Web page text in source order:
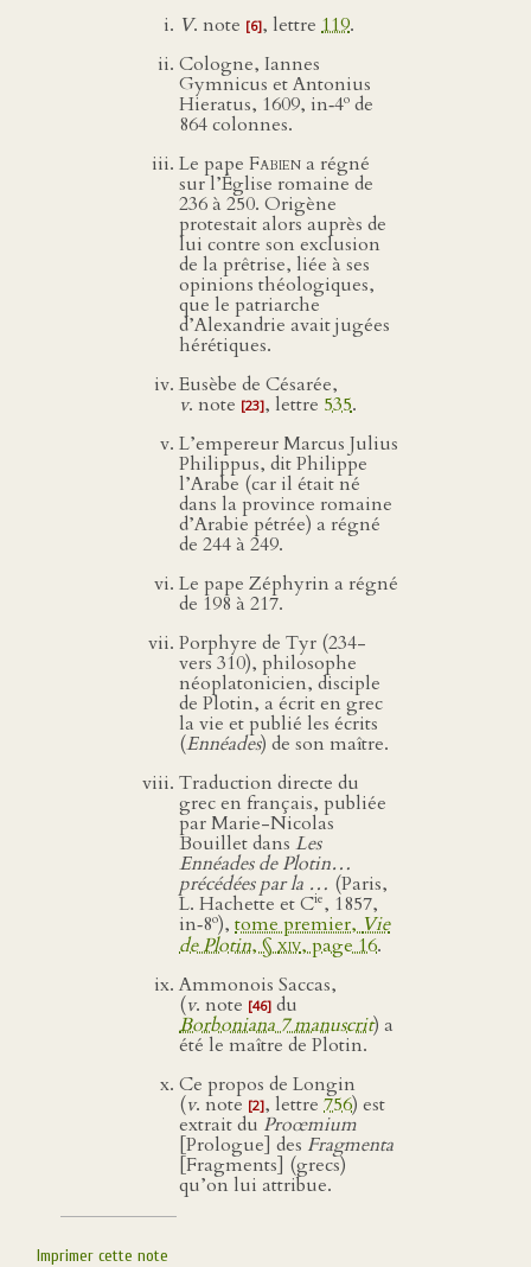
V. note [6], lettre 119.
Cologne, Iannes
Gymnicus et Antonius
Hieratus, 1609, in‑4o de
864 colonnes.
Le pape Fabiena régné
sur l’Église romaine de
236 à 250. Origène
protestait alors auprès de
lui contre son exclusion
de la prêtrise, liée à ses
opinions théologiques,
que le patriarche
d’Alexandrie avait jugées
hérétiques.
Eusèbe de Césarée,
v. note [23], lettre 535.
L’empereur Marcus Julius
Philippus, dit Philippe
l’Arabe (car il était né
dans la province romaine
d’Arabie pétrée) a régné
de 244 à 249.
Le pape Zéphyrin a régné
de 198 à 217.
Porphyre de Tyr (234-
vers 310), philosophe
néoplatonicien, disciple
de Plotin, a écrit en grec
la vie et publié les écrits
(Ennéades) de son maître.
Traduction directe du
grec en français, publiée
par Marie-Nicolas
Bouillet dans Les
Ennéades de Plotin…
précédées par la … (Paris,
L. Hachette et Cie, 1857,
in‑8o), tome premier,Vie
de Plotin, §xiv, page 16.
Ammonois Saccas,
(v. note [46] du
Borboniana 7 manuscrit) a
été le maître de Plotin.
Ce propos de Longin
(v. note [2], lettre 756) est
extrait du Proœmium
[Prologue] des Fragmenta
[Fragments] (grecs)
qu’on lui attribue.
Imprimer cette note